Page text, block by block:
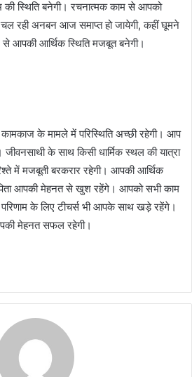
की स्थिति बनेगी। रचनात्मक काम से आपको
रही अनबन आज समाप्त हो जायेगी, कहीं घूमने
आपकी आर्थिक स्थिति मजबूत बनेगी।
के मामले में परिस्थिति अच्छी रहेगी। आप
के साथ किसी धार्मिक स्थल की यात्रा
में मजबूती बरकरार रहेगी। आपकी आर्थिक
पिता आपकी मेहनत से खुश रहेंगे। आपको सभी काम
परिणाम के लिए टीचर्स भी आपके साथ खड़े रहेंगे।
मेहनत सफल रहेगी।